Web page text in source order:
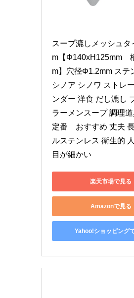
スープ漉しメッシュタ
m【Φ140xH125mm　
m】穴径Φ1.2mm ステ
シノア シノワ ストレ
ンダー 洋食 だし漉し
ラーメンスープ 調理
定番　おすすめ 丈夫
ルステンレス 衛生的
目が細かい
楽天市場で見る
Amazonで見る
Yahoo!ショッピング